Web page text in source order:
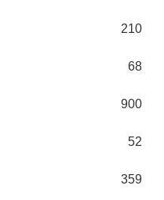
210
68
900
52
359